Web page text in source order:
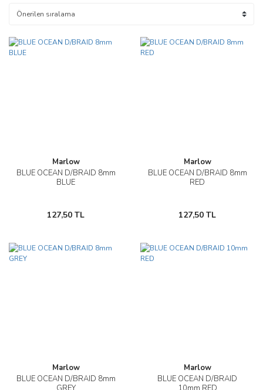
Marlow
BLUE OCEAN D/BRAID 8mm
BLUE
127,50 TL
Marlow
BLUE OCEAN D/BRAID 8mm
RED
127,50 TL
Marlow
BLUE OCEAN D/BRAID 8mm
Marlow
BLUE OCEAN D/BRAID